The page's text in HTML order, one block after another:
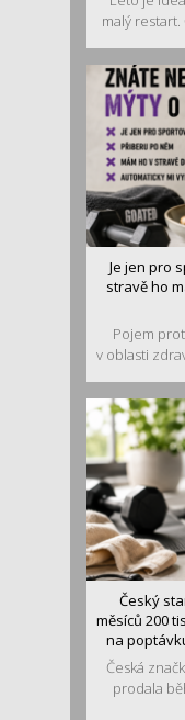
malý
Je jen pro
stravě ho
Pojem
v oblasti
Český
měsíců 200
na
Česká
prodala